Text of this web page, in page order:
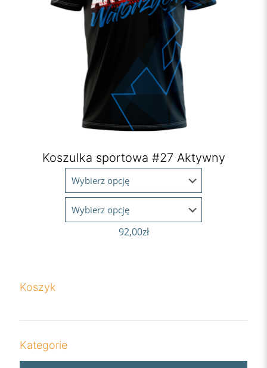
Koszulka sportowa #27 Aktywny
92,00zł
Koszyk
Kategorie